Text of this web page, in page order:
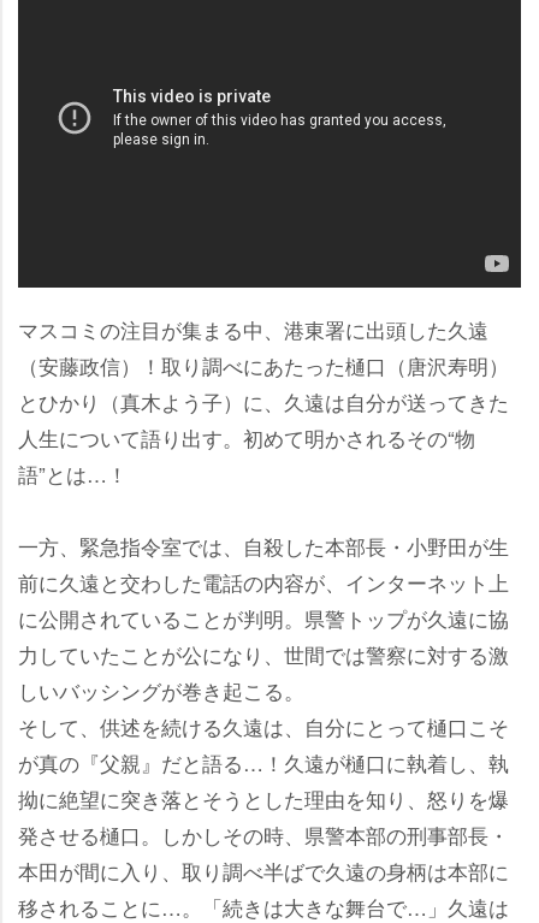
マスコミの注目が集まる中、港東署に出頭した久遠
（安藤政信）！取り調べにあたった樋口（唐沢寿明）
とひかり（真木よう子）に、久遠は自分が送ってきた
人生について語り出す。初めて明かされるその“物
語”とは…！
一方、緊急指令室では、自殺した本部長・小野田が生
前に久遠と交わした電話の内容が、インターネット上
に公開されていることが判明。県警トップが久遠に協
力していたことが公になり、世間では警察に対する激
しいバッシングが巻き起こる。
そして、供述を続ける久遠は、自分にとって樋口こそ
が真の『父親』だと語る…！久遠が樋口に執着し、執
拗に絶望に突き落とそうとした理由を知り、怒りを爆
発させる樋口。しかしその時、県警本部の刑事部長・
本田が間に入り、取り調べ半ばで久遠の身柄は本部に
移されることに…。「続きは大きな舞台で…」久遠は